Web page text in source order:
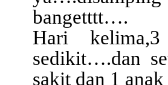
bangetttt….
Hari kelima,3
sedikit….dan
sakit dan 1